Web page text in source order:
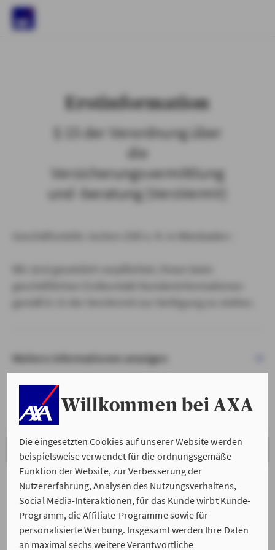
Willkommen bei AXA
Die eingesetzten Cookies auf unserer Website werden
beispielsweise verwendet für die ordnungsgemäße
Funktion der Website, zur Verbesserung der
Nutzererfahrung, Analysen des Nutzungsverhaltens,
Social Media-Interaktionen, für das Kunde wirbt Kunde-
Programm, die Affiliate-Programme sowie für
personalisierte Werbung. Insgesamt werden Ihre Daten
an maximal sechs weitere Verantwortliche
Erstinformation
§ 15 der Verordnung über
die
Versicherungsvermittlung
und -beratung (VersVermV)
Weitere Informationen anzeigen
VERSTANDEN & WEITER